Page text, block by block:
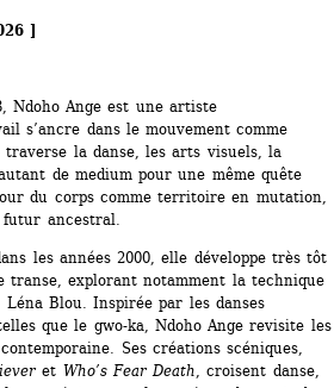
]
Ndoho Ange est une artiste
s’ancre dans le mouvement comme
la danse, les arts visuels, la
de medium pour une même quête
du corps comme territoire en mutation,
ancestral.
les années 2000, elle développe très tôt
transe, explorant notamment la technique
Léna Blou. Inspirée par les danses
que le gwo-ka, Ndoho Ange revisite les
Ses créations scéniques,
et Who’s Fear Death , croisent danse,